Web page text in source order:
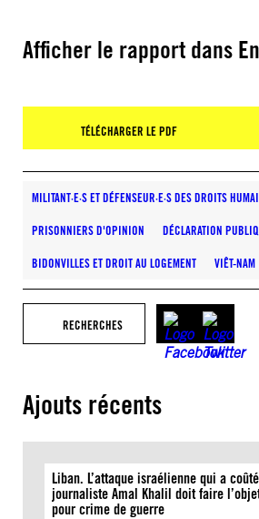
Afficher le rapport dans
TÉLÉCHARGER LE PDF
MILITANT·E·S ET DÉFENSEUR·E·S DES DROITS
PRISONNIERS D'OPINION DÉCLARATION
BIDONVILLES ET DROIT AU LOGEMENT VIÊT-NAM
RECHERCHES
Ajouts récents
Liban. L’attaque israélienne qui a
journaliste Amal Khalil doit faire
pour crime de guerre